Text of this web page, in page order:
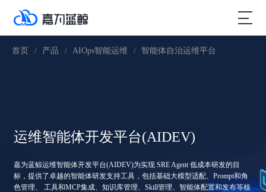
首页 / 产品 / AIOps智能运维 / 智能体自治运维平台
运维智能体开发平台(AIDEV)
嘉为蓝鲸运维智能体开发平台(AIDEV)为实现 SRE Agent 低成本研发的目
标，提供了卓越的智能体研发支持工具，包括基础大模型适配、Prompt和角
色管理、 工具和MCP集成、知识库管理、Skill管理、智能体配置和发布等核